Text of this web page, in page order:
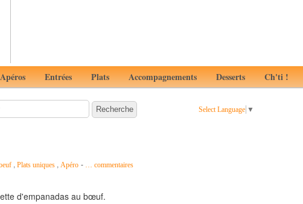
Apéros Entrées Plats Accompagnements Desserts Ch'ti !
Select Language ▼
, Plats uniques , Apéro - … commentaires
d'empanadas au bœuf.